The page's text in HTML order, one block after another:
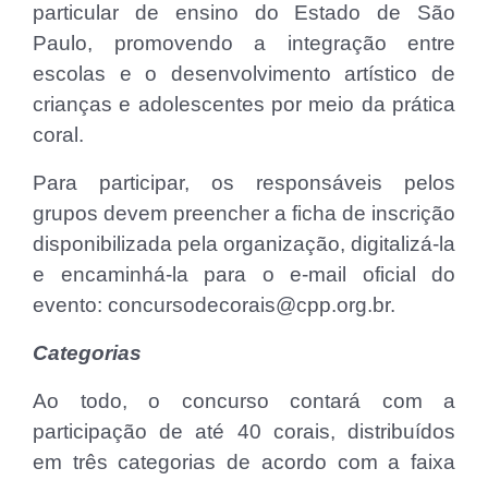
particular de ensino do Estado de São
Paulo, promovendo a integração entre
escolas e o desenvolvimento artístico de
crianças e adolescentes por meio da prática
coral.
Para participar, os responsáveis pelos
grupos devem preencher a ficha de inscrição
disponibilizada pela organização, digitalizá-la
e encaminhá-la para o e-mail oficial do
evento: concursodecorais@cpp.org.br.
Categorias
Ao todo, o concurso contará com a
participação de até 40 corais, distribuídos
em três categorias de acordo com a faixa